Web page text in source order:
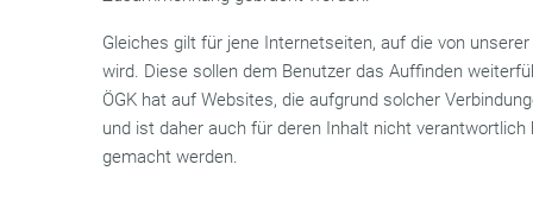
Gleiches gilt für jene Internetseiten, auf die von
wird. Diese sollen dem Benutzer das Auffinden
ÖGK hat auf Websites, die aufgrund solcher
und ist daher auch für deren Inhalt nicht
gemacht werden.